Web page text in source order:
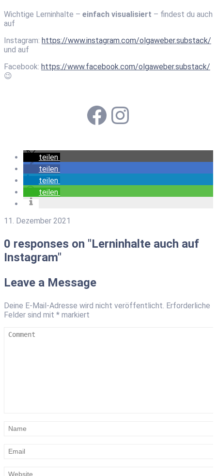
Wichtige Lerninhalte – einfach visualisiert – findest du auch
auf
Instagram: https://www.instagram.com/olgaweber.substack/
und auf
Facebook: https://www.facebook.com/olgaweber.substack/
😉
Facebook
Instagram
teilen
teilen
teilen
teilen
11. Dezember 2021
0 responses on "Lerninhalte auch auf
Instagram"
Leave a Message
Deine E-Mail-Adresse wird nicht veröffentlicht. Erforderliche
Felder sind mit * markiert